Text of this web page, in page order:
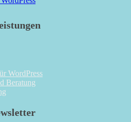
WordPress
Beratung